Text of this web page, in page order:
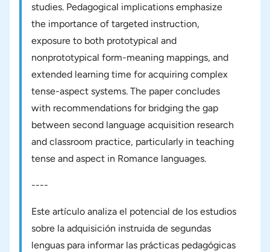
studies. Pedagogical implications emphasize
the importance of targeted instruction,
exposure to both prototypical and
nonprototypical form-meaning mappings, and
extended learning time for acquiring complex
tense-aspect systems. The paper concludes
with recommendations for bridging the gap
between second language acquisition research
and classroom practice, particularly in teaching
tense and aspect in Romance languages.
----
Este artículo analiza el potencial de los estudios
sobre la adquisición instruida de segundas
lenguas para informar las prácticas pedagógicas